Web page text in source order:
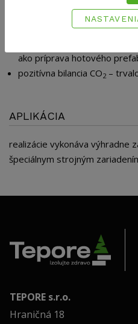
jasný pôvod materiálu –
bezodpadová a precízna
ako príprava hotového
pozitívna bilancia CO2 –
APLIKÁCIA
realizácie vykonáva výhradne
špeciálnym strojným
TEPORE s.r.o.
Hraničná 18